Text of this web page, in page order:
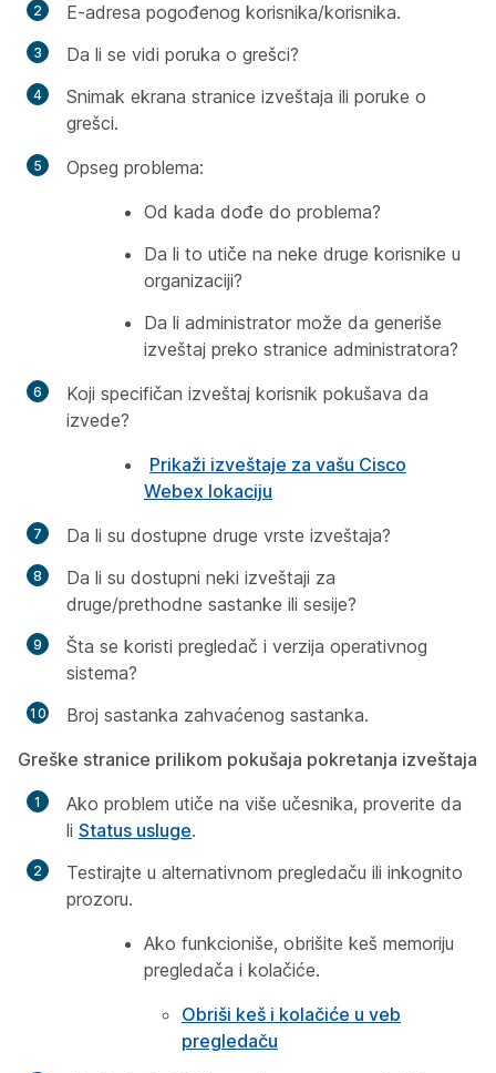
E-adresa pogođenog korisnika/korisnika.
Da li se vidi poruka o grešci?
Snimak ekrana stranice izveštaja ili poruke o
grešci.
Opseg problema:
Od kada dođe do problema?
Da li to utiče na neke druge korisnike u
organizaciji?
Da li administrator može da generiše
izveštaj preko stranice administratora?
Koji specifičan izveštaj korisnik pokušava da
izvede?
Prikaži izveštaje za vašu Cisco
Webex lokaciju
Da li su dostupne druge vrste izveštaja?
Da li su dostupni neki izveštaji za
druge/prethodne sastanke ili sesije?
Šta se koristi pregledač i verzija operativnog
sistema?
Broj sastanka zahvaćenog sastanka.
Greške stranice prilikom pokušaja pokretanja izveštaja
Ako problem utiče na više učesnika, proverite da
li Status usluge.
Testirajte u alternativnom pregledaču ili inkognito
prozoru.
Ako funkcioniše, obrišite keš memoriju
pregledača i kolačiće.
Obriši keš i kolačiće u veb
pregledaču